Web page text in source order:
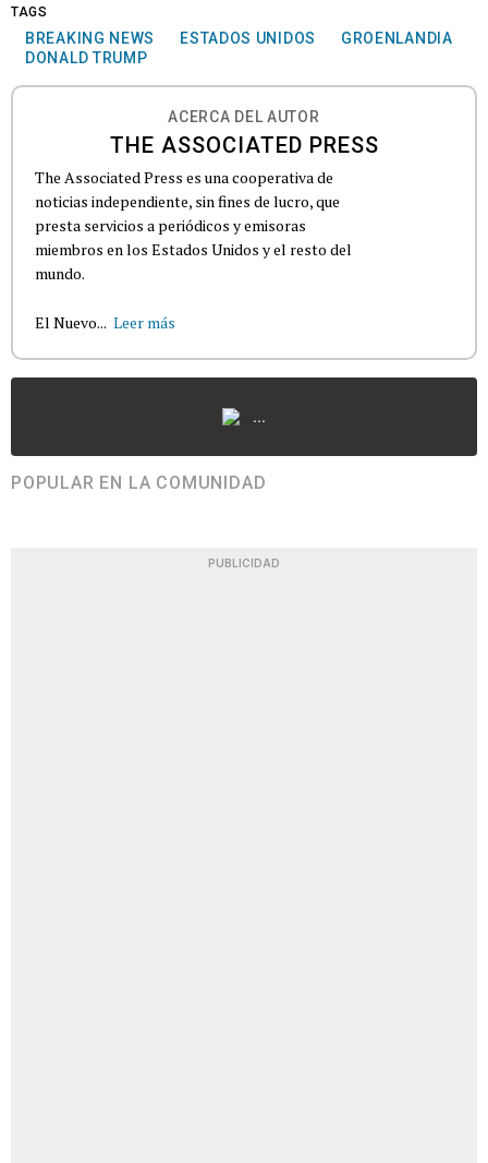
TAGS
BREAKING NEWS ESTADOS UNIDOS
GROENLANDIA
DONALD TRUMP
ACERCA DEL AUTOR
THE ASSOCIATED PRESS
The Associated Press es una cooperativa de
noticias independiente, sin fines de lucro, que
presta servicios a periódicos y emisoras
miembros en los Estados Unidos y el resto del
mundo.
El Nuevo... Leer más
...
POPULAR EN LA COMUNIDAD
PUBLICIDAD